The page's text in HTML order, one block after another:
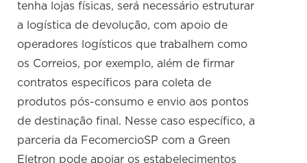
tenha lojas físicas, será necessário estruturar
a logística de devolução, com apoio de
operadores logísticos que trabalhem como
os Correios, por exemplo, além de firmar
contratos específicos para coleta de
produtos pós-consumo e envio aos pontos
de destinação final. Nesse caso específico, a
parceria da FecomercioSP com a Green
Eletron pode apoiar os estabelecimentos